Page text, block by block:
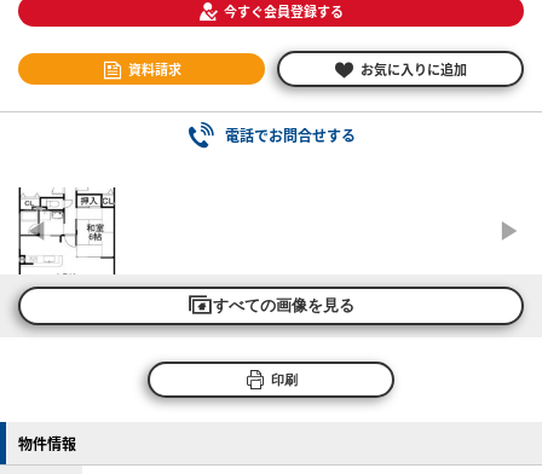
今すぐ会員登録する
資料請求 お気に入りに追加
電話でお問合せする
すべての画像を見る
印刷
物件情報